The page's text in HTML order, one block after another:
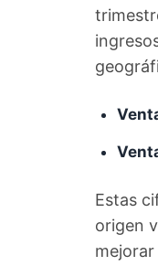
Estas
origen